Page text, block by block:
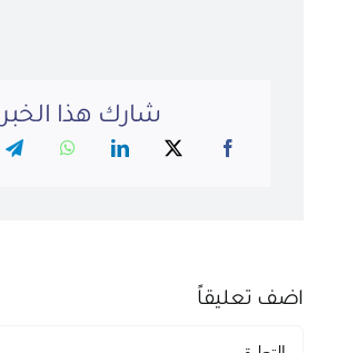
شارك هذا الخبر
اضف تعليقاً
تعليق